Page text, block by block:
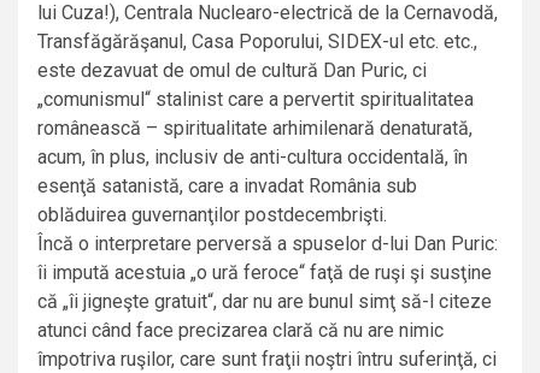
lui Cuza!), Centrala Nuclearo-electrică de la Cernavodă,
Transfăgărăşanul, Casa Poporului, SIDEX-ul etc. etc.,
este dezavuat de omul de cultură Dan Puric, ci
„comunismul“ stalinist care a pervertit spiritualitatea
românească – spiritualitate arhimilenară denaturată,
acum, în plus, inclusiv de anti-cultura occidentală, în
esenţă satanistă, care a invadat România sub
oblăduirea guvernanţilor postdecembrişti.
Încă o interpretare perversă a spuselor d-lui Dan Puric:
îi impută acestuia „o ură feroce“ faţă de ruşi şi susţine
că „îi jigneşte gratuit“, dar nu are bunul simţ să-l citeze
atunci când face precizarea clară că nu are nimic
împotriva ruşilor, care sunt fraţii noştri întru suferinţă, ci